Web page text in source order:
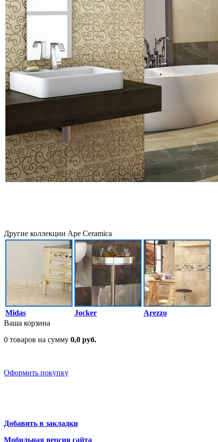
Другие коллекции Ape Ceramica
Midas Jocker
Arezzo
Ваша корзина
0 товаров на сумму 0,0 руб.
Оформить покупку
Добавить в закладки
Мобильная версия сайта